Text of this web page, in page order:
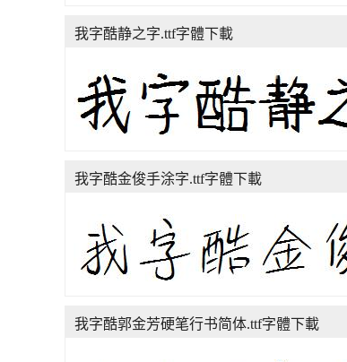
我字酷静之字.ttf字體下載
我字酷金俊手涂字.ttf字體下載
我字酷郭金芳硬笔行书简体.ttf字體下載